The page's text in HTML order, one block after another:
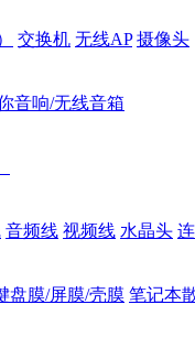
交换机 无线AP 摄像头
音响/无线音箱
音频线 视频线 水晶头
盘膜/屏膜/壳膜 笔记本